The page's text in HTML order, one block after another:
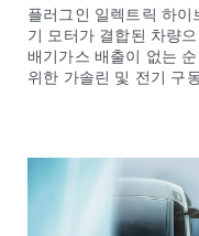
플러그인 일렉트릭 하이
기 모터가 결합된 차량
배기가스 배출이 없는
위한 가솔린 및 전기 구